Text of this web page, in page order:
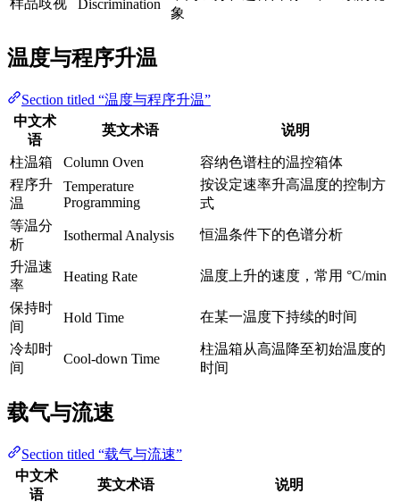
样品歧视 Discrimination
象
温度与程序升温
Section titled “温度与程序升温”
中文术
语
英文术语 说明
柱温箱 Column Oven
容纳色谱柱的温控箱体
程序升
温
Temperature
Programming
按设定速率升高温度的控制方
式
等温分
析
Isothermal Analysis 恒温条件下的色谱分析
升温速
率
Heating Rate 温度上升的速度，常用 °C/min
保持时
间
Hold Time 在某一温度下持续的时间
冷却时
间
Cool-down Time
柱温箱从高温降至初始温度的
时间
载气与流速
Section titled “载气与流速”
中文术
语
英文术语 说明